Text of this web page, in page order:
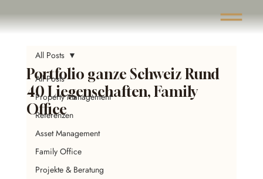
All Posts
Property Management
Referenzen
Asset Management
Family Office
Projekte & Beratung
All Posts
Portfolio ganze Schweiz Rund
40 Liegenschaften, Family
Office